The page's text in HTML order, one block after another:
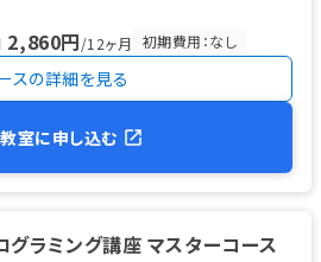
2,860円/12ヶ月 初期費用：なし
スの詳細を見る
室に申し込む
グラミング講座 マスターコース